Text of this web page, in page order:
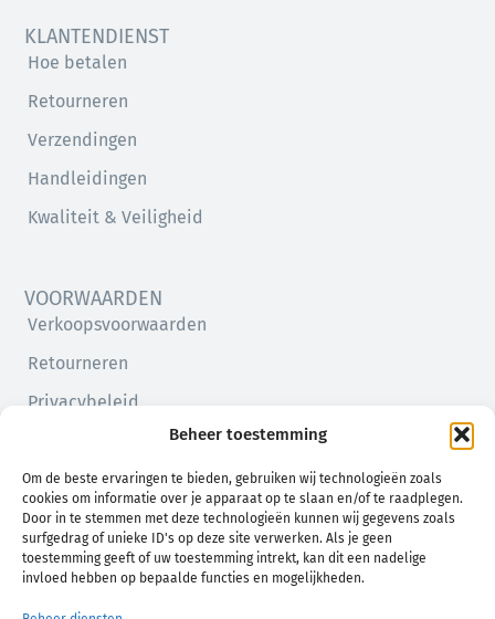
Beheer toestemming
Om de beste ervaringen te bieden, gebruiken wij technologieën zoals
cookies om informatie over je apparaat op te slaan en/of te raadplegen.
Door in te stemmen met deze technologieën kunnen wij gegevens zoals
surfgedrag of unieke ID's op deze site verwerken. Als je geen
toestemming geeft of uw toestemming intrekt, kan dit een nadelige
invloed hebben op bepaalde functies en mogelijkheden.
KLANTENDIENST
Hoe betalen
Retourneren
Verzendingen
Handleidingen
Kwaliteit & Veiligheid
VOORWAARDEN
Verkoopsvoorwaarden
Retourneren
Privacybeleid
Cookiebeleid (EU)